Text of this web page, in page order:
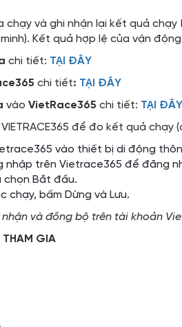
chạy và ghi nhận lại kết quả
Kết quả hợp lệ của vận
chi tiết: TẠI ĐÂY
chi tiết: TẠI ĐÂY
vào VietRace365 chi tiết: TẠI ĐÂY
để đo kết quả
vào thiết bị di động
nhập trên Vietrace365 để đăng
chọn Bắt đầu.
chạy, bấm Dừng và Lưu.
và đồng bộ trên tài khoản
GIA